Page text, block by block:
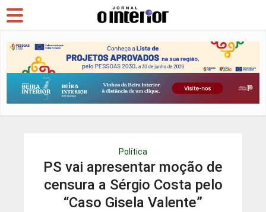
Política
PS vai apresentar moção de
censura a Sérgio Costa pelo
“Caso Gisela Valente”